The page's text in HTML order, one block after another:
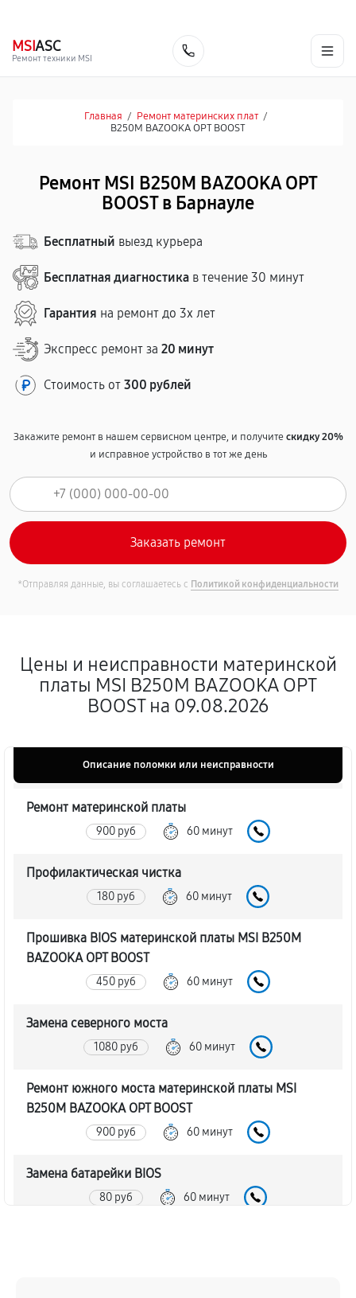
MSIASC
Ремонт техники MSI
Главная / Ремонт материнских плат /
B250M BAZOOKA OPT BOOST
Ремонт MSI B250M BAZOOKA OPT
BOOST в Барнауле
Бесплатный выезд курьера
Бесплатная диагностика в течение 30 минут
Гарантия на ремонт до 3х лет
Экспресс ремонт за 20 минут
Стоимость от 300 рублей
Закажите ремонт в нашем сервисном центре, и получитескидку 20%
и исправное устройство в тот же день
*Отправляя данные, вы соглашаетесь с Политикой конфиденциальности
Цены и неисправности материнской
платы MSI B250M BAZOOKA OPT
BOOST на 09.08.2026
Описание поломки или неисправности
Ремонт материнской платы
900 руб 60 минут
Профилактическая чистка
180 руб 60 минут
Прошивка BIOS материнской платы MSI B250M
BAZOOKA OPT BOOST
450 руб 60 минут
Замена северного моста
1080 руб 60 минут
Ремонт южного моста материнской платы MSI
B250M BAZOOKA OPT BOOST
900 руб 60 минут
Замена батарейки BIOS
80 руб 60 минут